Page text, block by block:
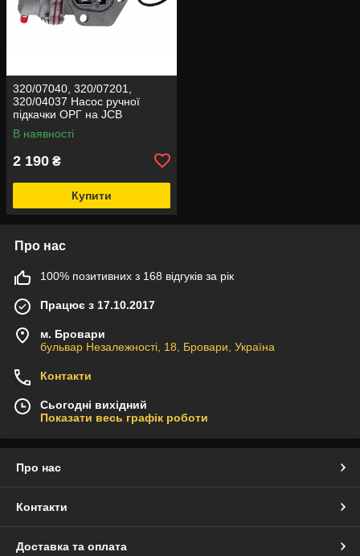
320/07040, 320/07201,
320/04037 Насос ручної
підкачки ОРГ на JCB
В наявності
2 190 ₴
Купити
Про нас
100% позитивних з 168 відгуків за рік
Працює з 17.10.2017
м. Бровари
бульвар Незалежності, 18, Бровари, Україна
Контакти
Сьогодні вихідний
Показати весь графік роботи
Про нас
Контакти
Доставка та оплата